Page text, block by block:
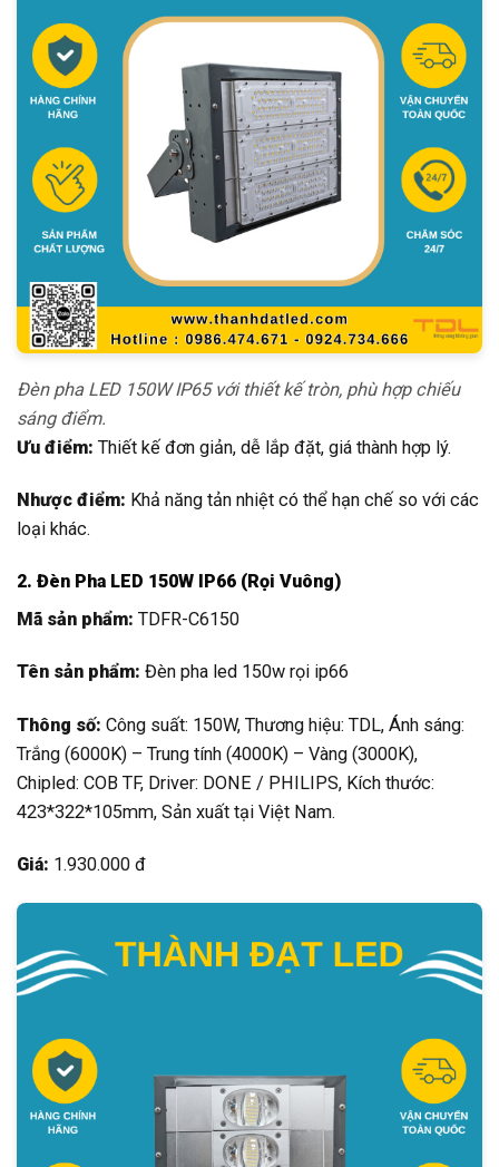
Đèn pha LED 150W IP65 với thiết kế tròn, phù hợp chiếu
sáng điểm.
Ưu điểm: Thiết kế đơn giản, dễ lắp đặt, giá thành hợp lý.
Nhược điểm: Khả năng tản nhiệt có thể hạn chế so với các
loại khác.
2. Đèn Pha LED 150W IP66 (Rọi Vuông)
Mã sản phẩm: TDFR-C6150
Tên sản phẩm: Đèn pha led 150w rọi ip66
Thông số: Công suất: 150W, Thương hiệu: TDL, Ánh sáng:
Trắng (6000K) – Trung tính (4000K) – Vàng (3000K),
Chipled: COB TF, Driver: DONE / PHILIPS, Kích thước:
423*322*105mm, Sản xuất tại Việt Nam.
Giá: 1.930.000 đ